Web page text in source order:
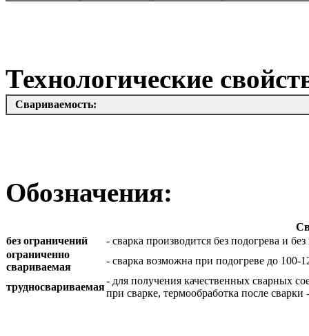
Технологические
Свариваемость:
Обозначения:
без ограничений
- сварка производится без подогрева и
ограниченно
свариваемая
- сварка возможна при подогреве до 100-
трудносвариваемая
- для получения качественных сварных
при сварке, термообработка после сварки